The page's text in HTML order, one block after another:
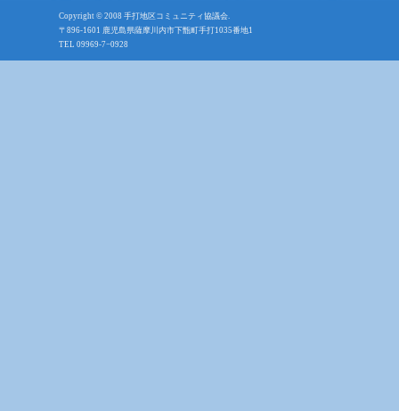
Copyright © 2008 手打地区コミュニティ協議会.
〒896-1601 鹿児島県薩摩川内市下甑町手打1035番地1
TEL 09969-7−0928